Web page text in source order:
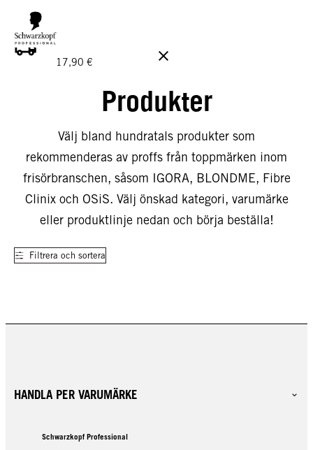
GRATIS LEVERANS PÅ BESTÄLLNINGAR ÖVER 160 €!
17,90 €
Produkter
Välj bland hundratals produkter som
rekommenderas av proffs från toppmärken inom
frisörbranschen, såsom IGORA, BLONDME, Fibre
Clinix och OSiS. Välj önskad kategori, varumärke
eller produktlinje nedan och börja beställa!
Filtrera och sortera
HANDLA PER VARUMÄRKE
Schwarzkopf Professional